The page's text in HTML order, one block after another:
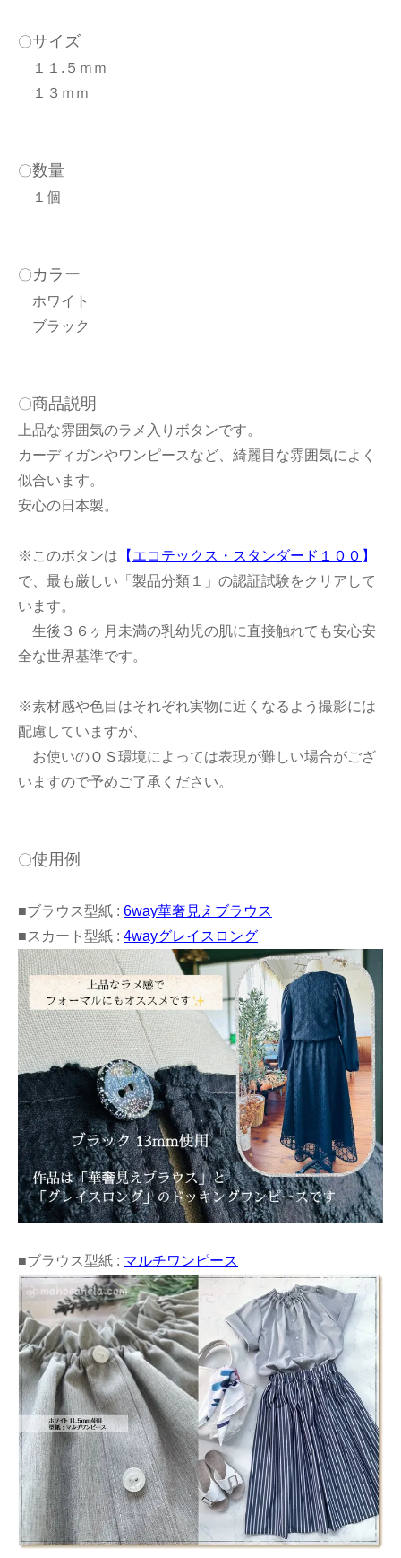
〇サイズ
１１.５ｍｍ
１３ｍｍ
〇数量
１個
〇カラー
ホワイト
ブラック
〇商品説明
上品な雰囲気のラメ入りボタンです。
カーディガンやワンピースなど、綺麗目な雰囲気によく
似合います。
安心の日本製。
※このボタンは 【 エコテックス・スタンダード１００ 】
で、最も厳しい「製品分類１」の認証試験をクリアして
います。
生後３６ヶ月未満の乳幼児の肌に直接触れても安心安
全な世界基準です。
※素材感や色目はそれぞれ実物に近くなるよう撮影には
配慮していますが、
お使いのＯＳ環境によっては表現が難しい場合がござ
いますので予めご了承ください。
〇使用例
■ブラウス型紙 : 6way華奢見えブラウス
■スカート型紙 : 4wayグレイスロング
■ブラウス型紙 : マルチワンピース